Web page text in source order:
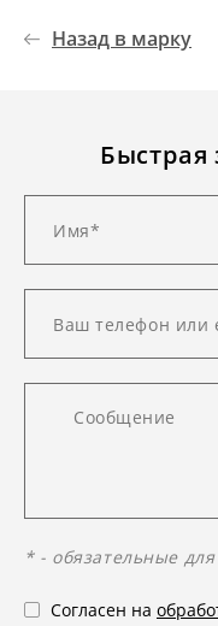
Назад в марку
Быстрая
* - обязательные
Согласен на